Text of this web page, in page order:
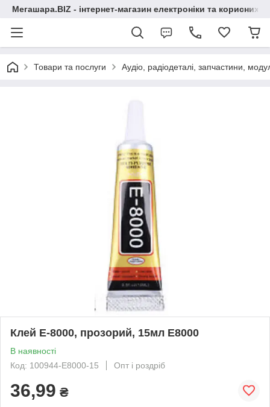
Мегашара.BIZ - інтернет-магазин електроніки та корисних
Товари та послуги Аудіо, радіодеталі, запчастини,
Клей E-8000, прозорий, 15мл E8000
В наявності
Код: 100944-E8000-15
Опт і роздріб
36,99 ₴